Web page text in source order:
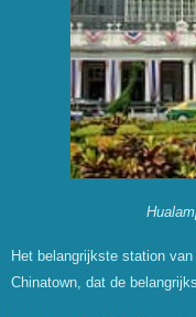
Het belangrijkste station
Chinatown, dat de